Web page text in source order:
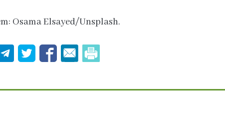
Osama Elsayed/Unsplash.